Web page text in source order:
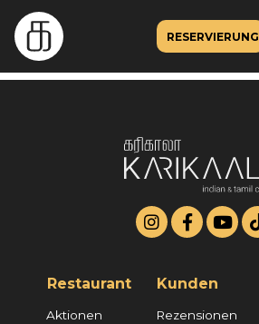
RESERVIERUNG
Restaurant
Aktionen
Kunden
Rezensionen